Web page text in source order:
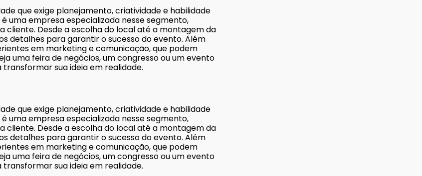
que exige planejamento, criatividade e habilidade
uma empresa especializada nesse segmento,
cliente. Desde a escolha do local até a montagem da
detalhes para garantir o sucesso do evento. Além
em marketing e comunicação, que podem
uma feira de negócios, um congresso ou um evento
sua ideia em realidade.
que exige planejamento, criatividade e habilidade
uma empresa especializada nesse segmento,
cliente. Desde a escolha do local até a montagem da
detalhes para garantir o sucesso do evento. Além
em marketing e comunicação, que podem
uma feira de negócios, um congresso ou um evento
sua ideia em realidade.